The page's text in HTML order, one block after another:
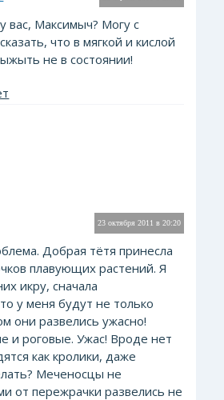
вас, Максимыч? Могу с
что в мягкой и кислой
не в состоянии!
23 октября 2011 в 20:20
Добрая тётя принесла
плавующих растений. Я
икру, сначала
у меня будут не только
они развелись ужасно!
и роговые. Ужас! Вроде нет
как кролики, даже
Меченосцы не
от пережрачки развелись не